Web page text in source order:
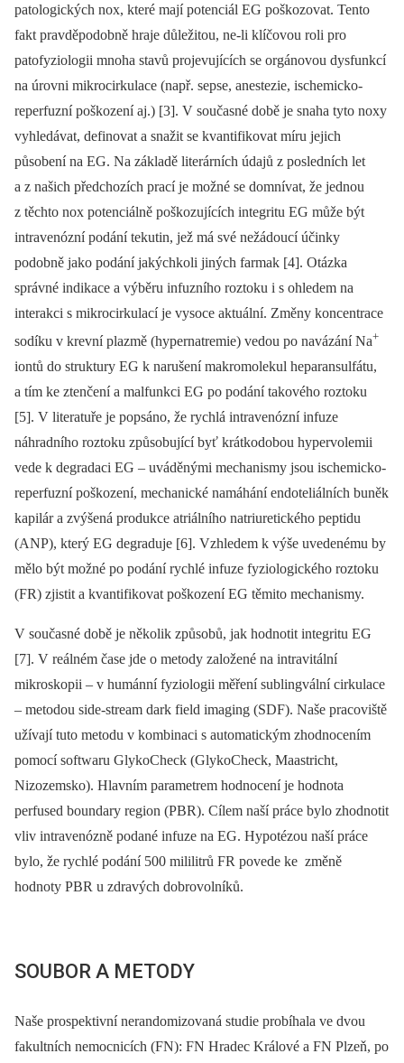
patologických nox, které mají potenciál EG poškozovat. Tento
fakt pravděpodobně hraje důležitou, ne-li klíčovou roli pro
patofyziologii mnoha stavů projevujících se orgánovou dysfunkcí
na úrovni mikrocirkulace (např. sepse, anestezie, ischemicko-
reperfuzní poškození aj.) [3]. V současné době je snaha tyto noxy
vyhledávat, definovat a snažit se kvantifikovat míru jejich
působení na EG. Na základě literárních údajů z posledních let
a z našich předchozích prací je možné se domnívat, že jednou
z těchto nox potenciálně poškozujících integritu EG může být
intravenózní podání tekutin, jež má své nežádoucí účinky
podobně jako podání jakýchkoli jiných farmak [4]. Otázka
správné indikace a výběru infuzního roztoku i s ohledem na
interakci s mikrocirkulací je vysoce aktuální. Změny koncentrace
sodíku v krevní plazmě (hypernatremie) vedou po navázání Na+
iontů do struktury EG k narušení makromolekul heparansulfátu,
a tím ke ztenčení a malfunkci EG po podání takového roztoku
[5]. V literatuře je popsáno, že rychlá intravenózní infuze
náhradního roztoku způsobující byť krátkodobou hypervolemii
vede k degradaci EG –⁠ uváděnými mechanismy jsou ischemicko-
reperfuzní poškození, mechanické namáhání endoteliálních buněk
kapilár a zvýšená produkce atriálního natriuretického peptidu
(ANP), který EG degraduje [6]. Vzhledem k výše uvedenému by
mělo být možné po podání rychlé infuze fyziologického roztoku
(FR) zjistit a kvantifikovat poškození EG těmito mechanismy.
V současné době je několik způsobů, jak hodnotit integritu EG
[7]. V reálném čase jde o metody založené na intravitální
mikroskopii –⁠ v humánní fyziologii měření sublingvální cirkulace
–⁠ metodou side-stream dark field imaging (SDF). Naše pracoviště
užívají tuto metodu v kombinaci s automatickým zhodnocením
pomocí softwaru GlykoCheck (GlykoCheck, Maastricht,
Nizozemsko). Hlavním parametrem hodnocení je hodnota
perfused boundary region (PBR). Cílem naší práce bylo zhodnotit
vliv intravenózně podané infuze na EG. Hypotézou naší práce
bylo, že rychlé podání 500 mililitrů FR povede ke změně
hodnoty PBR u zdravých dobrovolníků.
SOUBOR A METODY
Naše prospektivní nerandomizovaná studie probíhala ve dvou
fakultních nemocnicích (FN): FN Hradec Králové a FN Plzeň, po